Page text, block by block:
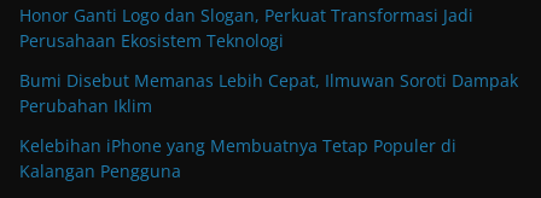
Honor Ganti Logo dan Slogan, Perkuat Transformasi Jadi
Perusahaan Ekosistem Teknologi
Bumi Disebut Memanas Lebih Cepat, Ilmuwan Soroti Dampak
Perubahan Iklim
Kelebihan iPhone yang Membuatnya Tetap Populer di
Kalangan Pengguna